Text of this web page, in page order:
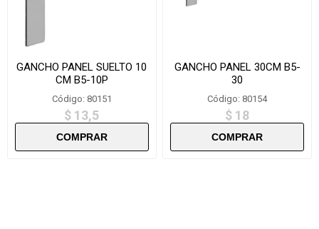
GANCHO PANEL SUELTO 10
CM B5-10P
Código: 80151
$ 13,5
GANCHO PANEL 30CM B5-
30
Código: 80154
$ 18